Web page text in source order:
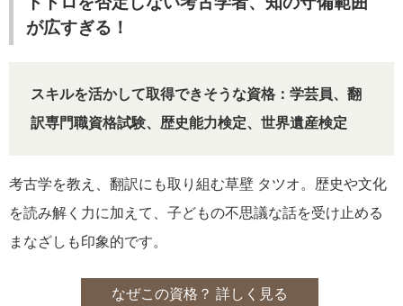
が広すぎる！
スキルを活かして取得できそうな資格：学芸員、翻
訳専門職資格試験、歴史能力検定、世界遺産検定
考古学を教え、翻訳にも取り組む草壁 タツオ。歴史や文化
を読み解く力に加えて、子どもの不思議な話を受け止める
まなざしも印象的です。
なぜこの資格？ 詳しく見る